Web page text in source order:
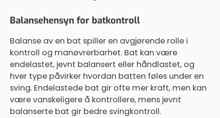
Balansehensyn for batkontroll
Balanse av en bat spiller en avgjørende rolle i
kontroll og manøvrerbarhet. Bat kan være
endelastet, jevnt balansert eller håndlastet, og
hver type påvirker hvordan batten føles under en
sving. Endelastede bat gir ofte mer kraft, men kan
være vanskeligere å kontrollere, mens jevnt
balanserte bat gir bedre svingkontroll.